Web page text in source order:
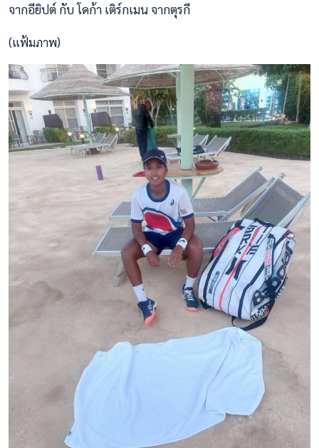
จากอียิปต์ กับ โดก้า เติร์กเมน จากตุรกี
(แฟ้มภาพ)